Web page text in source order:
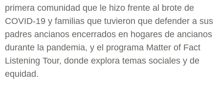
primera comunidad que le hizo frente al brote de
COVID-19 y familias que tuvieron que defender a sus
padres ancianos encerrados en hogares de ancianos
durante la pandemia, y el programa Matter of Fact
Listening Tour, donde explora temas sociales y de
equidad.